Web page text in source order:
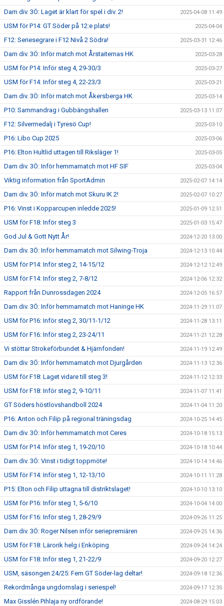
Dam div. 3Ö: Laget är klart för spel i div. 2! 2025-04-08 11:49
USM för P14: GT Söder på 12:e plats! 2025-04-04
F12: Seriesegrare i F12 Nivå 2 Södra! 2025-03-31 12:46
Dam div. 3Ö: Inför match mot Årstaiternas HK 2025-03-28
USM för P14: Inför steg 4, 29-30/3 2025-03-27
USM för F14: Inför steg 4, 22-23/3 2025-03-21
Dam div. 3Ö: Inför match mot Åkersberga HK 2025-03-14
P10: Sammandrag i Gubbängshallen 2025-03-13 11:07
F12: Silvermedalj i Tyresö Cup! 2025-03-10
P16: Libo Cup 2025 2025-03-06
P16: Elton Hultlid uttagen till Riksläger 1! 2025-03-05
Dam div. 3Ö: Inför hemmamatch mot HF SIF 2025-03-04
Viktig information från SportAdmin 2025-02-07 14:14
Dam div. 3Ö: Inför match mot Skuru IK 2! 2025-02-07 10:27
P16: Vinst i Kopparcupen inledde 2025! 2025-01-09 12:51
USM för F18: Inför steg 3 2025-01-03 15:47
God Jul & Gott Nytt År! 2024-12-20 13:00
Dam div. 3Ö: Inför hemmamatch mot Silwing-Troja 2024-12-13 10:44
USM för P14: Inför steg 2, 14-15/12 2024-12-12 12:49
USM för F14: Inför steg 2, 7-8/12 2024-12-06 12:32
Rapport från Dunrossdagen 2024 2024-12-05 16:57
Dam div. 3Ö: Inför hemmamatch mot Haninge HK 2024-11-29 11:07
USM för P16: Inför steg 2, 30/11-1/12 2024-11-28 13:11
USM för F16: Inför steg 2, 23-24/11 2024-11-21 12:28
Vi stöttar Strokeförbundet & Hjärnfonden! 2024-11-19 12:49
Dam div. 3Ö: Inför hemmamatch mot Djurgården 2024-11-13 12:36
USM för F18: Laget vidare till steg 3! 2024-11-12 12:33
USM för F18: Inför steg 2, 9-10/11 2024-11-07 11:41
GT Söders höstlovshandboll 2024 2024-11-04 11:20
P16: Anton och Filip på regional träningsdag 2024-10-25 14:45
Dam div. 3Ö: Inför hemmamatch mot Ceres 2024-10-18 15:13
USM för P14: Inför steg 1, 19-20/10 2024-10-18 10:44
Dam div. 3Ö: Vinst i tidigt toppmöte! 2024-10-14 14:46
USM för F14: Inför steg 1, 12-13/10 2024-10-11 11:28
P15: Elton och Filip uttagna till distriktslaget! 2024-10-10 13:10
USM för P16: Inför steg 1, 5-6/10 2024-10-04 14:00
USM för F16: Inför steg 1, 28-29/9 2024-09-26 11:25
Dam div. 3Ö: Roger Nilsen inför seriepremiären 2024-09-25 14:36
USM för F18: Lärorik helg i Enköping 2024-09-24 14:24
USM för F18: Inför steg 1, 21-22/9 2024-09-20 12:27
USM, säsongen 24/25: Fem GT Söder-lag deltar! 2024-09-18 12:36
Rekordmånga ungdomslag i seriespel! 2024-09-17 12:35
Max Gisslén Pihlaja ny ordförande! 2024-08-29 15:03